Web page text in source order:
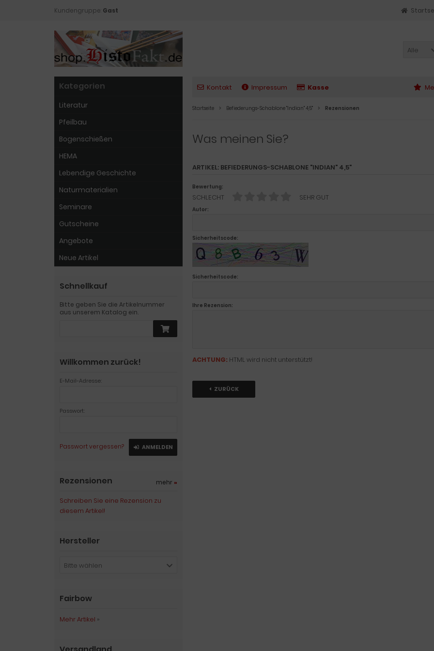
Kundengruppe: Gast
Alle
Kontakt Impressum Kasse
Startseite Befiederungs-Schablone "Indian" 4,5" Rezensionen
Was meinen Sie?
ARTIKEL: BEFIEDERUNGS-SCHABLONE "INDIAN" 4,5"
Bewertung:
SCHLECHT SEHR GUT
Autor:
Sicherheitscode:
Sicherheitscode:
Ihre Rezension:
ACHTUNG: HTML wird nicht unterstützt!
ZURÜCK
Kategorien
Literatur
Pfeilbau
Bogenschießen
HEMA
Lebendige Geschichte
Naturmaterialien
Seminare
Gutscheine
Angebote
Neue Artikel
Schnellkauf
Bitte geben Sie die Artikelnummer
aus unserem Katalog ein.
Willkommen zurück!
E-Mail-Adresse:
Passwort:
Passwort vergessen? ANMELDEN
Rezensionen mehr »
Schreiben Sie eine Rezension zu
diesem Artikel!
Hersteller
Bitte wählen
Fairbow
Mehr Artikel »